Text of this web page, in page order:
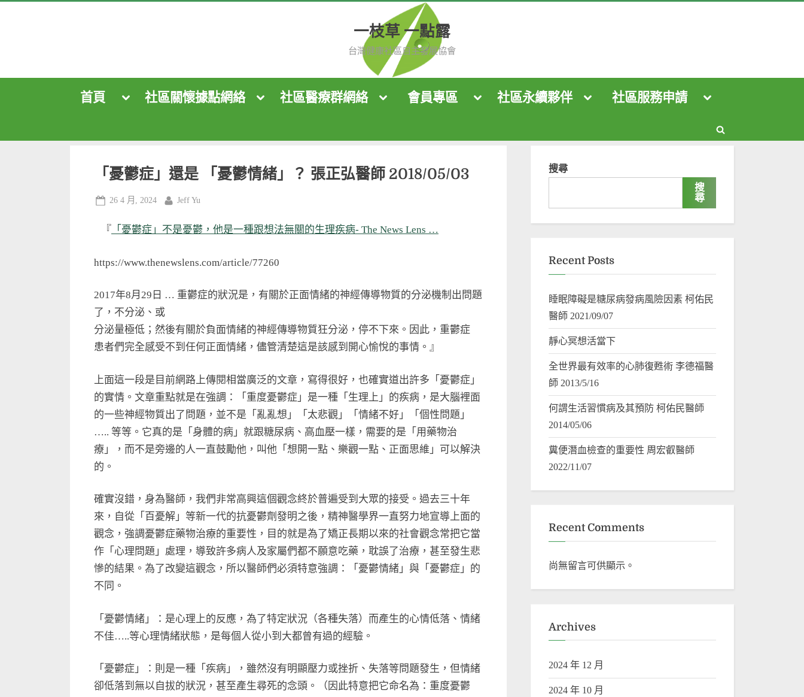
一枝草 一點露
台灣健康社區自主發展協會
首頁
Toggle
menuToggle
社區關懷據點網絡
Toggle
sub-
menu
社區醫療群網絡
Toggle
sub-
menuToggle
Toggle
sub-
menu
Toggle
sub-
menu
會員專區
Toggle
sub-
menuToggle
社區永續夥伴
Toggle
menu
Toggle
menu
社區服務申請
Toggle
menu
Toggle
「憂鬱症」還是 「憂鬱情緒」？ 張正弘醫師 2018/05/03
Posted
26 4 月, 2024 By
Jeff Yu
『 「憂鬱症」不是憂鬱，他是一種跟想法無關的生理疾病- The News Lens …
https://www.thenewslens.com/article/77260
‎2017年8月29日 … 重鬱症的狀況是，有關於正面情緒的神經傳導物質的分泌機制出問題
了，不分泌、或
分泌量極低；然後有關於負面情緒的神經傳導物質狂分泌，停不下來。因此，重鬱症
患者們完全感受不到任何正面情緒，儘管清楚這是該感到開心愉悅的事情。』
上面這一段是目前網路上傳閱相當廣泛的文章，寫得很好，也確實道出許多「憂鬱症」
的實情。文章重點就是在強調：「重度憂鬱症」是一種「生理上」的疾病，是大腦裡面
的一些神經物質出了問題，並不是「亂亂想」「太悲觀」「情緒不好」「個性問題」
….. 等等。它真的是「身體的病」就跟糖尿病、高血壓一樣，需要的是「用藥物治
療」，而不是旁邊的人一直鼓勵他，叫他「想開一點、樂觀一點、正面思維」可以解決
的。
確實沒錯，身為醫師，我們非常高興這個觀念終於普遍受到大眾的接受。過去三十年
來，自從「百憂解」等新一代的抗憂鬱劑發明之後，精神醫學界一直努力地宣導上面的
觀念，強調憂鬱症藥物治療的重要性，目的就是為了矯正長期以來的社會觀念常把它當
作「心理問題」處理，導致許多病人及家屬們都不願意吃藥，耽誤了治療，甚至發生悲
慘的結果。為了改變這觀念，所以醫師們必須特意強調：「憂鬱情緒」與「憂鬱症」的
不同。
「憂鬱情緒」：是心理上的反應，為了特定狀況（各種失落）而產生的心情低落、情緒
不佳…..等心理情緒狀態，是每個人從小到大都曾有過的經驗。
「憂鬱症」：則是一種「疾病」，雖然沒有明顯壓力或挫折、失落等問題發生，但情緒
卻低落到無以自拔的狀況，甚至產生尋死的念頭。（因此特意把它命名為：重度憂鬱
搜尋
搜
尋
Recent Posts
睡眠障礙是糖尿病發病風險因素 柯佑民
醫師 2021/09/07
靜心冥想活當下
全世界最有效率的心肺復甦術 李德福醫
師 2013/5/16
何謂生活習慣病及其預防 柯佑民醫師
2014/05/06
糞便潛血檢查的重要性 周宏叡醫師
2022/11/07
Recent Comments
尚無留言可供顯示。
Archives
2024 年 12 月
2024 年 10 月